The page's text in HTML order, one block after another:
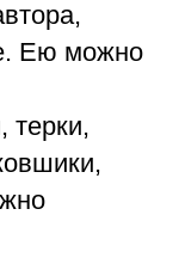
Ею можно
терки,